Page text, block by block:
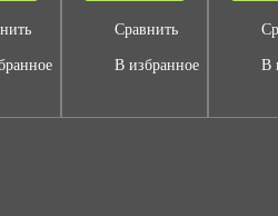
Сравнить
В избранное В